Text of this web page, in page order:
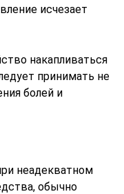
исчезает
накапливаться
принимать не
болей и
неадекватном
обычно